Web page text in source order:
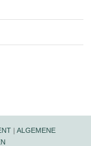
| ALGEMENE